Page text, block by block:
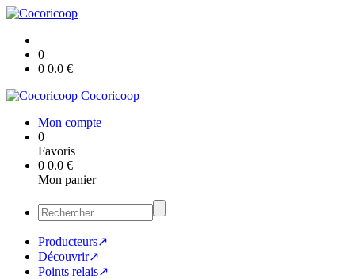
0
0 0.0 €
Cocoricoop
Mon compte
0
Favoris
0 0.0 €
Mon panier
Producteurs↗
Découvrir↗
Points relais↗